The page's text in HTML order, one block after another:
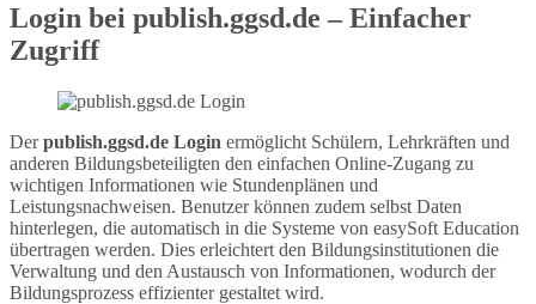
Login bei publish.ggsd.de – Einfacher
Zugriff
Derpublish.ggsd.de Login ermöglicht Schülern, Lehrkräften und
anderen Bildungsbeteiligten den einfachen Online-Zugang zu
wichtigen Informationen wie Stundenplänen und
Leistungsnachweisen. Benutzer können zudem selbst Daten
hinterlegen, die automatisch in die Systeme von easySoft Education
übertragen werden. Dies erleichtert den Bildungsinstitutionen die
Verwaltung und den Austausch von Informationen, wodurch der
Bildungsprozess effizienter gestaltet wird.